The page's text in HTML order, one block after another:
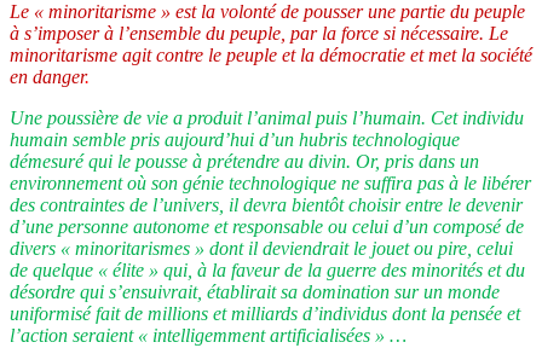
Le « minoritarisme » est la volonté de pousser une partie du peuple
à s’imposer à l’ensemble du peuple, par la force si nécessaire. Le
minoritarisme agit contre le peuple et la démocratie et met la société
en danger.
Une poussière de vie a produit l’animal puis l’humain. Cet individu
humain semble pris aujourd’hui d’un hubris technologique
démesuré qui le pousse à prétendre au divin. Or, pris dans un
environnement où son génie technologique ne suffira pas à le libérer
des contraintes de l’univers, il devra bientôt choisir entre le devenir
d’une personne autonome et responsable ou celui d’un composé de
divers « minoritarismes » dont il deviendrait le jouet ou pire, celui
de quelque « élite » qui, à la faveur de la guerre des minorités et du
désordre qui s’ensuivrait, établirait sa domination sur un monde
uniformisé fait de millions et milliards d’individus dont la pensée et
l’action seraient « intelligemment artificialisées » …